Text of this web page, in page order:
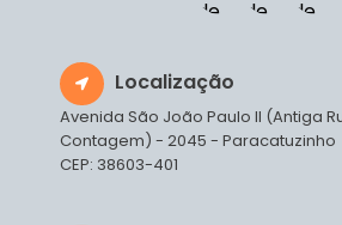
Localização
Avenida São João Paulo II (Antiga
Contagem) - 2045 - Paracatuzinho
CEP: 38603-401